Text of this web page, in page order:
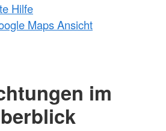
Hilfe
Maps Ansicht
im